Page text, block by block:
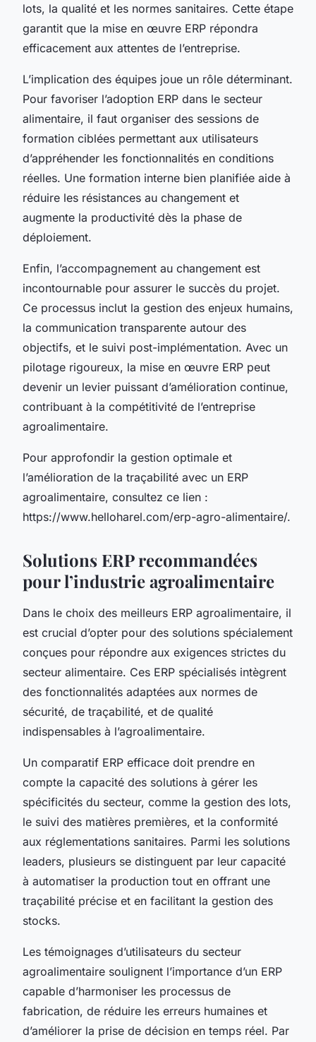
lots, la qualité et les normes sanitaires. Cette étape
garantit que la mise en œuvre ERP répondra
efficacement aux attentes de l’entreprise.
L’implication des équipes joue un rôle déterminant.
Pour favoriser l’adoption ERP dans le secteur
alimentaire, il faut organiser des sessions de
formation ciblées permettant aux utilisateurs
d’appréhender les fonctionnalités en conditions
réelles. Une formation interne bien planifiée aide à
réduire les résistances au changement et
augmente la productivité dès la phase de
déploiement.
Enfin, l’accompagnement au changement est
incontournable pour assurer le succès du projet.
Ce processus inclut la gestion des enjeux humains,
la communication transparente autour des
objectifs, et le suivi post-implémentation. Avec un
pilotage rigoureux, la mise en œuvre ERP peut
devenir un levier puissant d’amélioration continue,
contribuant à la compétitivité de l’entreprise
agroalimentaire.
Pour approfondir la gestion optimale et
l’amélioration de la traçabilité avec un ERP
agroalimentaire, consultez ce lien :
https://www.helloharel.com/erp-agro-alimentaire/.
Solutions ERP recommandées
pour l’industrie agroalimentaire
Dans le choix des meilleurs ERP agroalimentaire, il
est crucial d’opter pour des solutions spécialement
conçues pour répondre aux exigences strictes du
secteur alimentaire. Ces ERP spécialisés intègrent
des fonctionnalités adaptées aux normes de
sécurité, de traçabilité, et de qualité
indispensables à l’agroalimentaire.
Un comparatif ERP efficace doit prendre en
compte la capacité des solutions à gérer les
spécificités du secteur, comme la gestion des lots,
le suivi des matières premières, et la conformité
aux réglementations sanitaires. Parmi les solutions
leaders, plusieurs se distinguent par leur capacité
à automatiser la production tout en offrant une
traçabilité précise et en facilitant la gestion des
stocks.
Les témoignages d’utilisateurs du secteur
agroalimentaire soulignent l’importance d’un ERP
capable d’harmoniser les processus de
fabrication, de réduire les erreurs humaines et
d’améliorer la prise de décision en temps réel. Par